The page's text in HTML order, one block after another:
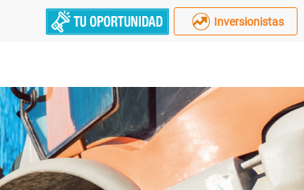
Inversionistas